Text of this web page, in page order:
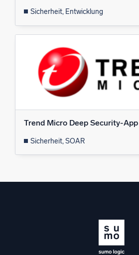
Sicherheit, Entwicklung
Trend Micro Deep Security-
Sicherheit, SOAR